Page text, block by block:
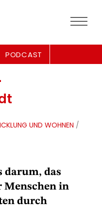
PODCAST
UND WOHNEN /
darum, das
Menschen in
durch